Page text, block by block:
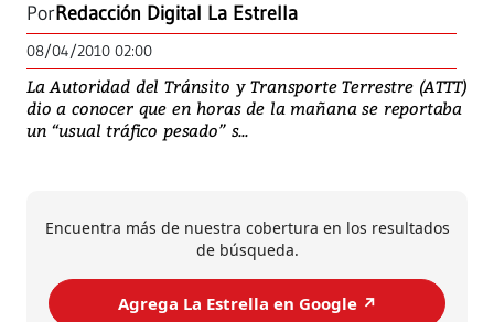
PorRedacción Digital La Estrella
08/04/2010 02:00
La Autoridad del Tránsito y Transporte Terrestre (ATTT)
dio a conocer que en horas de la mañana se reportaba
un “usual tráfico pesado” s...
Encuentra más de nuestra cobertura en los resultados
de búsqueda.
Agrega La Estrella en Google ↗️